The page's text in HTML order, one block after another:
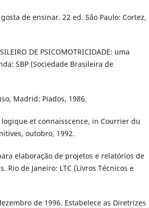
de ensinar. 22 ed. São Paulo: Cortez,
DE PSICOMOTRICIDADE: uma
SBP (Sociedade Brasileira de
Madrid: Piados, 1986.
logique et connaisscence, in Courrier du
outobro, 1992.
elaboração de projetos e relatórios de
Rio de Janeiro: LTC (Livros Técnicos e
de 1996. Estabelece as Diretrizes